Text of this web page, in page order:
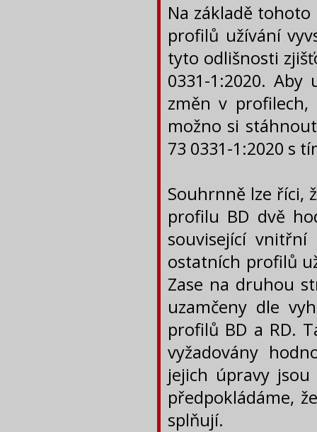
Na základě
profilů užívání
tyto odlišnosti
0331-1:2020.
změn v
možno si
73 0331-1:2020 s
Souhrnně lze říci,
profilu BD dvě
související
ostatních profilů
Zase na druhou
uzamčeny dle
profilů BD a RD.
vyžadovány
jejich úpravy
předpokládáme,
splňují.